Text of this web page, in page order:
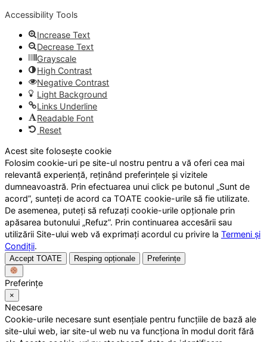
Accessibility Tools
Increase Text
Decrease Text
Grayscale
High Contrast
Negative Contrast
Light Background
Links Underline
Readable Font
Reset
Acest site folosește cookie
Folosim cookie-uri pe site-ul nostru pentru a vă oferi cea mai
relevantă experiență, reținând preferințele și vizitele
dumneavoastră. Prin efectuarea unui click pe butonul „Sunt de
acord”, sunteți de acord ca TOATE cookie-urile să fie utilizate.
De asemenea, puteți să refuzați cookie-urile opționale prin
apăsarea butonului „Refuz”. Prin continuarea accesării sau
utilizării Site-ului web vă exprimați acordul cu privire la Termeni și
Condiții.
Accept TOATE Resping opționale Preferințe
Preferințe
×
Necesare
Cookie-urile necesare sunt esențiale pentru funcțiile de bază ale
site-ului web, iar site-ul web nu va funcționa în modul dorit fără